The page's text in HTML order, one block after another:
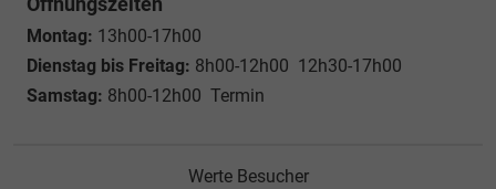
Montag: 13h00-17h00
Dienstag bis Freitag: 8h00-12h00 12h30-17h00
Samstag: 8h00-12h00 Termin
Werte Besucher